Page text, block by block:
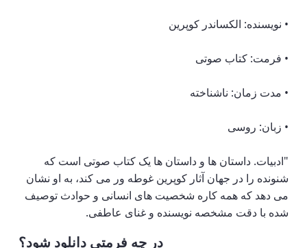
• نویسنده: الکساندر کوپرین
• فرمت: کتاب صوتی
• مدت زمان: ناشناخته
• زبان: روسی
"ادبیات. داستان ها و داستان ها یک کتاب صوتی است که
شنونده را در جهان آثار کوپرین غوطه ور می کند، به او نشان
می دهد که همه کاره شخصیت های انسانی و حوادث توصیف
شده با دقت مشخصه نویسنده و غنای عاطفی.
در چه فرمتی دانلود شود؟